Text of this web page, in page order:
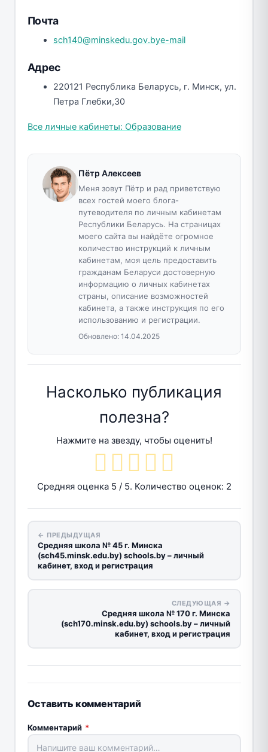
Почта
sch140@minskedu.gov.bye-mail
Адрес
220121 Республика Беларусь, г. Минск, ул.
Петра Глебки,30
Все личные кабинеты: Образование
Пётр Алексеев
Меня зовут Пётр и рад приветствую
всех гостей моего блога-
путеводителя по личным кабинетам
Республики Беларусь. На страницах
моего сайта вы найдёте огромное
количество инструкций к личным
кабинетам, моя цель предоставить
гражданам Беларуси достоверную
информацию о личных кабинетах
страны, описание возможностей
кабинета, а также инструкция по его
использованию и регистрации.
Обновлено: 14.04.2025
Насколько публикация
полезна?
Нажмите на звезду, чтобы оценить!
Средняя оценка 5 / 5. Количество оценок: 2
← ПРЕДЫДУЩАЯ
Средняя школа № 45 г. Минска
(sch45.minsk.edu.by) schools.by – личный
кабинет, вход и регистрация
СЛЕДУЮЩАЯ →
Средняя школа № 170 г. Минска
(sch170.minsk.edu.by) schools.by – личный
кабинет, вход и регистрация
Оставить комментарий
Комментарий *